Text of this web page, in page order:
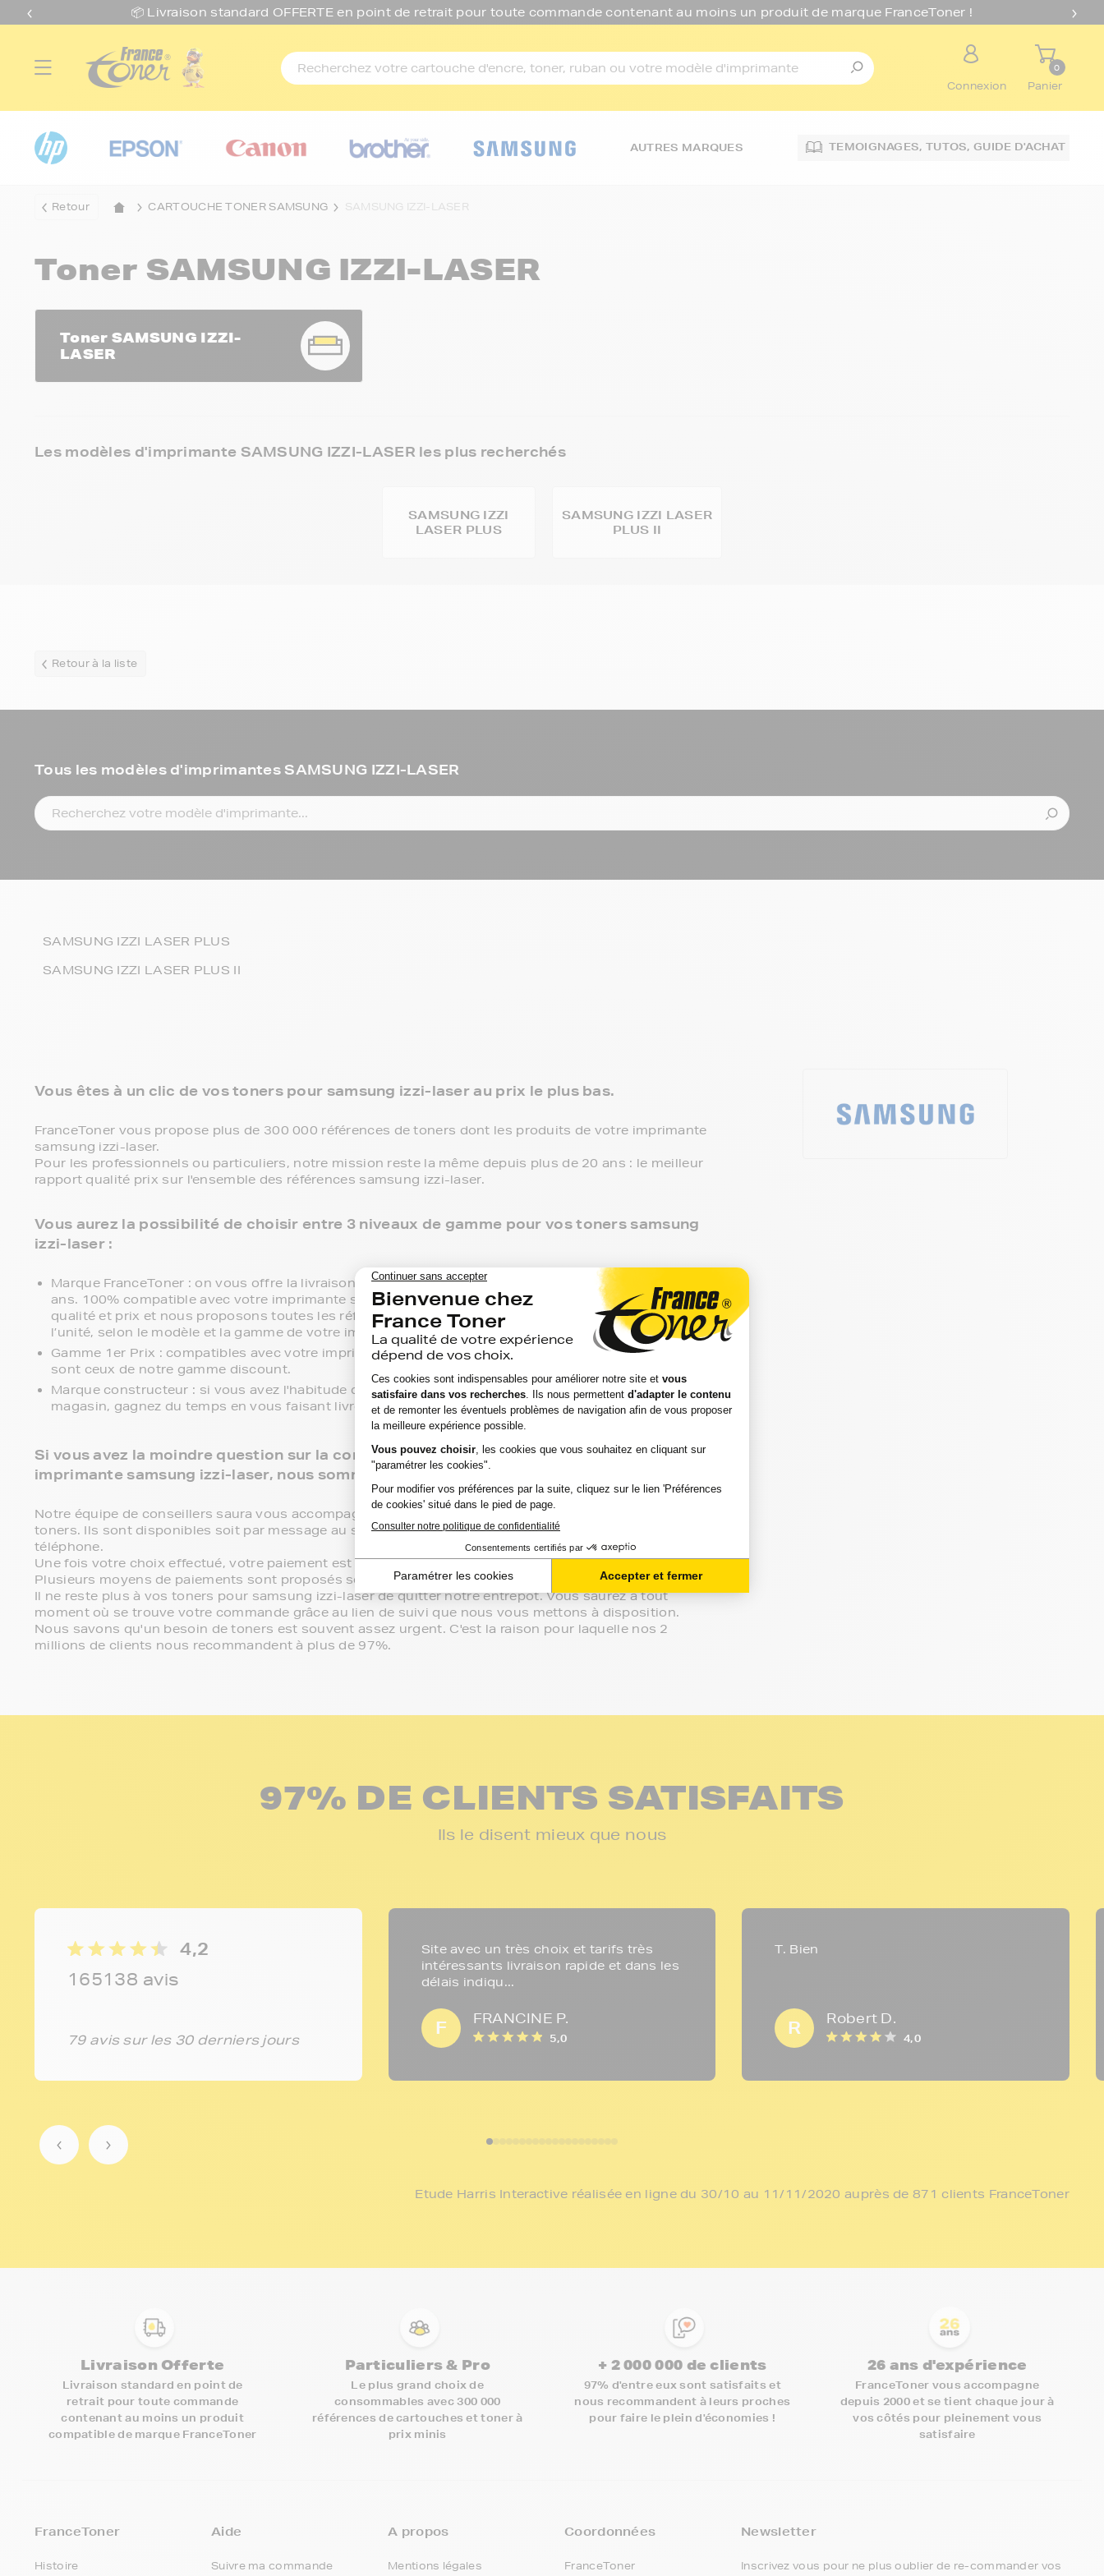
📦 Livraison standard OFFERTE en point de retrait pour toute commande contenant au moins un produit de marque FranceToner !
Connexion
0
Panier
AUTRES MARQUES TEMOIGNAGES, TUTOS,GUIDE D'ACHAT
Retour CARTOUCHE TONER SAMSUNG SAMSUNG IZZI-LASER
Toner SAMSUNG IZZI-LASER
Toner SAMSUNG IZZI-
LASER
Les modèles d'imprimante SAMSUNG IZZI-LASER les plus recherchés
SAMSUNG IZZI
LASER PLUS
SAMSUNG IZZI LASER
PLUS II
Retour à la liste
Tous les modèles d'imprimantes SAMSUNG IZZI-LASER
SAMSUNG IZZI LASER PLUS
SAMSUNG IZZI LASER PLUS II
Vous êtes à un clic de vos toners pour samsung izzi-laser au prix le plus bas.
FranceToner vous propose plus de 300 000 références de toners dont les produits de votre imprimante
samsung izzi-laser.
Pour les professionnels ou particuliers, notre mission reste la même depuis plus de 20 ans : le meilleur
rapport qualité prix sur l'ensemble des références samsung izzi-laser.
Vous aurez la possibilité de choisir entre 3 niveaux de gamme pour vos toners samsung
izzi-laser :
Marque FranceToner : on vous offre la livraison en point de retrait et tous les produits sont garantis 2
ans. 100% compatible avec votre imprimante samsung izzi-laser, c'est le meilleur compromis entre
qualité et prix et nous proposons toutes les références compatibles, noir et couleur, en pack ou à
l’unité, selon le modèle et la gamme de votre imprimante.
Gamme 1er Prix : compatibles avec votre imprimante samsung izzi-laser, ces produits sans marque
sont ceux de notre gamme discount.
Marque constructeur : si vous avez l'habitude d'aller chercher vos toners samsung izzi-laser en
magasin, gagnez du temps en vous faisant livrer directement chez vous.
Si vous avez la moindre question sur la compatibilité de votre produit avec votre
imprimante samsung izzi-laser, nous sommes à votre écoute.
Notre équipe de conseillers saura vous accompagner sur le meilleur choix ou sur l'installation de vos
toners. Ils sont disponibles soit par message au sein de votre espace client ou directement par
téléphone.
Une fois votre choix effectué, votre paiement est effectué de manière complètement sécurisée.
Plusieurs moyens de paiements sont proposés selon vos besoins.
Il ne reste plus à vos toners pour samsung izzi-laser de quitter notre entrepôt. Vous saurez à tout
moment où se trouve votre commande grâce au lien de suivi que nous vous mettons à disposition.
Nous savons qu'un besoin de toners est souvent assez urgent. C'est la raison pour laquelle nos 2
millions de clients nous recommandent à plus de 97%.
97% DE CLIENTS SATISFAITS
Ils le disent mieux que nous
4,2
165138 avis
79 avis sur les 30 derniers jours
Site avec un très choix et tarifs très
intéressants livraison rapide et dans les
délais indiqu...
F FRANCINE P.
5,0
T. Bien
R Robert D.
4,0
Etude Harris Interactive réalisée en ligne du 30/10 au 11/11/2020 auprès de 871 clients FranceToner
Livraison Offerte
Livraison standard en point de
retrait pour toute commande
contenant au moins un produit
compatible de marque FranceToner
Particuliers & Pro
Le plus grand choix de
consommables avec 300 000
références de cartouches et toner à
prix minis
+ 2 000 000 de clients
97% d'entre eux sont satisfaits et
nous recommandent à leurs proches
pour faire le plein d'économies !
26 ans d'expérience
FranceToner vous accompagne
depuis 2000 et se tient chaque jour à
vos côtés pour pleinement vous
satisfaire
FranceToner
Histoire
Aide
Suivre ma commande
A propos
Mentions légales
Coordonnées
FranceToner
Newsletter
Inscrivez vous pour ne plus oublier de re-commander vos
€